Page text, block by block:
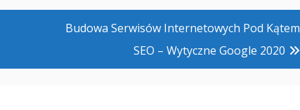
Budowa Serwisów Internetowych Pod Kątem
SEO – Wytyczne Google 2020